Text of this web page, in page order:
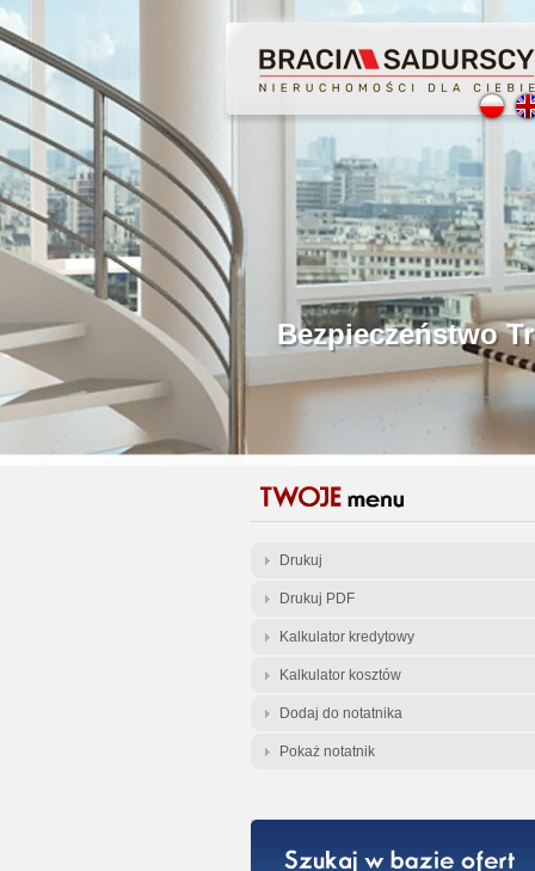
Profesjonalne
Bezpieczeństwo
Licencjonowani
Gwarancja
Gratis -
Drukuj
Drukuj PDF
Kalkulator kredytowy
Kalkulator kosztów
Dodaj do notatnika
Pokaż notatnik